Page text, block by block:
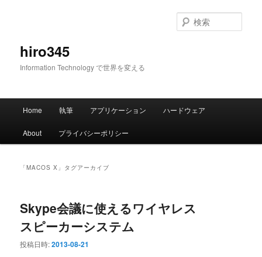
hiro345
Information Technology で世界を変える
索
メ
Home 執筆 アプリケーション ハードウェア
About プライバシーポリシー
「MACOS X 」タグアーカイブ
Skype会議に使えるワイヤレス
スピーカーシステム
投稿日時:2013-08-21